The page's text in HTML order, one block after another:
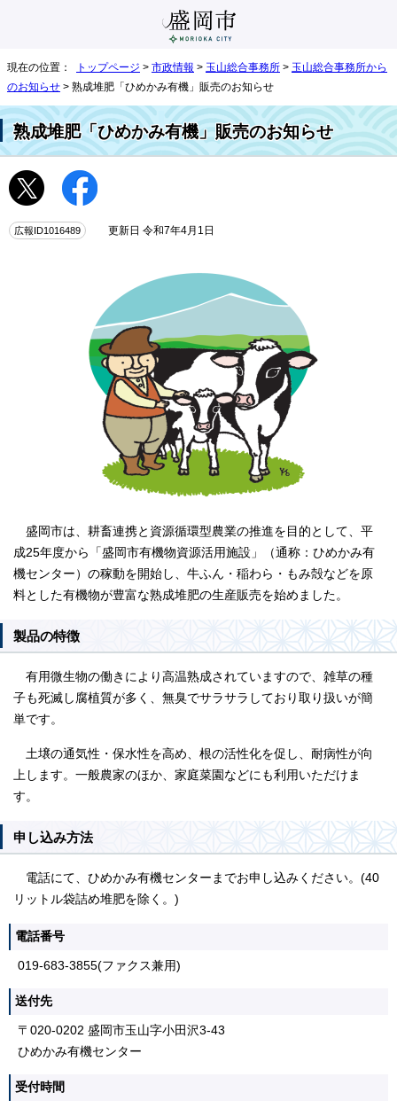
現在の位置： トップページ > 市政情報 > 玉山総合事務所 > 玉山総合事務所から
のお知らせ > 熟成堆肥「ひめかみ有機」販売のお知らせ
熟成堆肥「ひめかみ有機」販売のお知らせ
広報ID1016489 更新日 令和7年4月1日
盛岡市は、耕畜連携と資源循環型農業の推進を目的として、平
成25年度から「盛岡市有機物資源活用施設」（通称：ひめかみ有
機センター）の稼動を開始し、牛ふん・稲わら・もみ殻などを原
料とした有機物が豊富な熟成堆肥の生産販売を始めました。
製品の特徴
有用微生物の働きにより高温熟成されていますので、雑草の種
子も死滅し腐植質が多く、無臭でサラサラしており取り扱いが簡
単です。
土壌の通気性・保水性を高め、根の活性化を促し、耐病性が向
上します。一般農家のほか、家庭菜園などにも利用いただけま
す。
申し込み方法
電話にて、ひめかみ有機センターまでお申し込みください。(40
リットル袋詰め堆肥を除く。)
電話番号
019-683-3855(ファクス兼用)
送付先
〒020-0202 盛岡市玉山字小田沢3-43
ひめかみ有機センター
受付時間